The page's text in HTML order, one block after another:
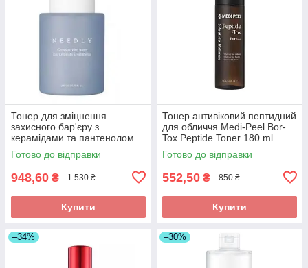
Тонер для зміцнення
захисного бар'єру з
керамідами та пантенолом
Needly Crossbarrier Toner
Готово до відправки
948,60 ₴ 1 530 ₴
Купити
Тонер антивіковий пептидний
для обличчя Medi-Peel Bor-
Tox Peptide Toner 180 ml
Готово до відправки
552,50 ₴ 850 ₴
Купити
–34% –30%